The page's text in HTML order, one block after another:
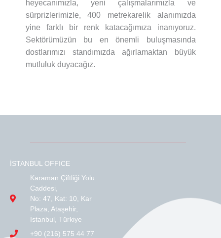
heyecanımızla, yeni çalışmalarımızla ve
sürprizlerimizle, 400 metrekarelik alanımızda
yine farklı bir renk katacağımıza inanıyoruz.
Sektörümüzün bu en önemli buluşmasında
dostlarımızı standımızda ağırlamaktan büyük
mutluluk duyacağız.
İSTANBUL OFFICE
Karaman Çiftliği Yolu
Caddesi,
No: 47, Kat: 10, Kar
Plaza, Ataşehir,
İstanbul, Türkiye
+90 (216) 575 44 77